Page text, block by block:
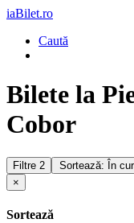
iaBilet.ro
Caută
Bilete la
Cobor
Filtre 2
Sortează: În
×
Sortează